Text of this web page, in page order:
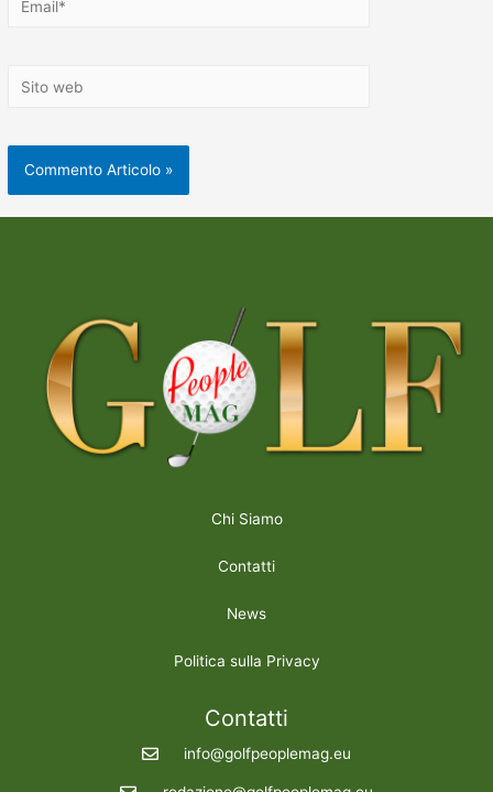
Chi Siamo
Contatti
News
Politica sulla Privacy
Contatti
info@golfpeoplemag.eu